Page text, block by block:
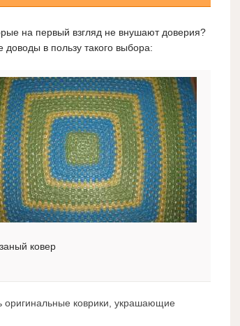
на первый взгляд не внушают доверия?
доводы в пользу такого выбора:
ковер
коврики, украшающие